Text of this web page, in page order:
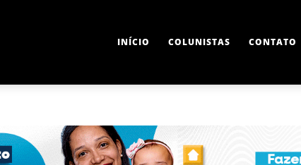
INÍCIO COLUNISTAS CONTATO